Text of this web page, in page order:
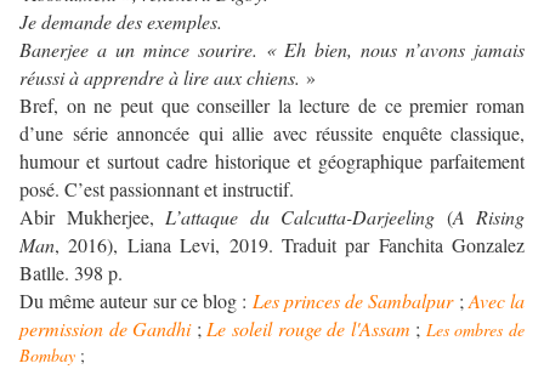
Je demande des exemples.
Banerjee a un mince sourire. « Eh bien, nous n’avons jamais
réussi à apprendre à lire aux chiens. »
Bref, on ne peut que conseiller la lecture de ce premier roman
d’une série annoncée qui allie avec réussite enquête classique,
humour et surtout cadre historique et géographique parfaitement
posé. C’est passionnant et instructif.
Abir Mukherjee, L’attaque du Calcutta-Darjeeling (A Rising
Man, 2016), Liana Levi, 2019. Traduit par Fanchita Gonzalez
Batlle. 398 p.
Du même auteur sur ce blog : Les princes de Sambalpur; Avec la
permission de Gandhi; Le soleil rouge de l'Assam ; Les ombres de
Bombay ;